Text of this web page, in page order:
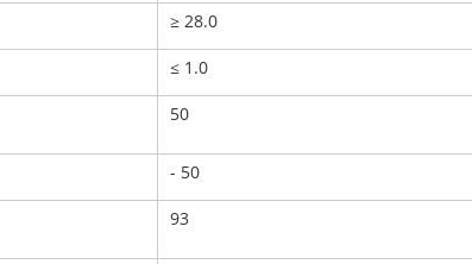
≥ 28.0
≤ 1.0
50
- 50
93